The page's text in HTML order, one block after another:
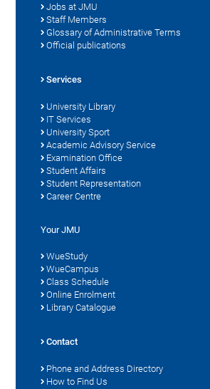
Jobs at JMU
Staff Members
Glossary of Administrative Terms
Official publications
Services
University Library
IT Services
University Sport
Academic Advisory Service
Examination Office
Student Affairs
Student Representation
Career Centre
Your JMU
WueStudy
WueCampus
Class Schedule
Online Enrolment
Library Catalogue
Contact
Phone and Address Directory
How to Find Us